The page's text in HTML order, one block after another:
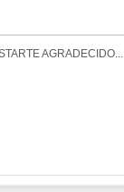
AGRADECIDO...